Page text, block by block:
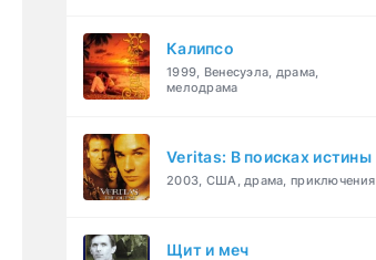
Калипсо
1999, Венесуэла, драма,
мелодрама
Veritas: В поисках истины
2003, США, драма, приключения
Щит и меч